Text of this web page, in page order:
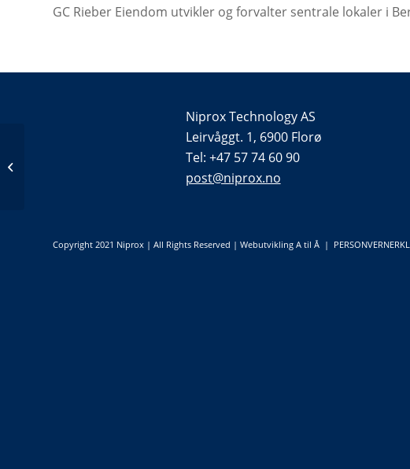
GC Rieber Eiendom utvikler og forvalter sentrale lokaler i
Niprox Technology AS
Leirvåggt. 1, 6900 Florø
Tel: +47 57 74 60 90
post@niprox.no
Copyright 2021 Niprox | All Rights Reserved | Webutvikling A til Å |